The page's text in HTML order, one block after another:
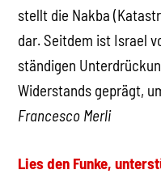
stellt die Nakba
dar. Seitdem ist Israel
ständigen
Widerstands geprägt,
Francesco Merli
Lies den Funke,